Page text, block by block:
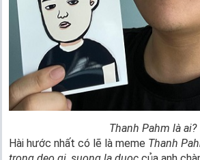
Thanh Pahm là ai?
Hài hước nhất có lẽ là meme Thanh